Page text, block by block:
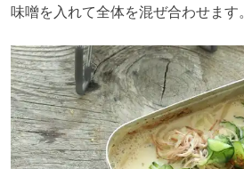
味噌を入れて全体を混ぜ合わせます。